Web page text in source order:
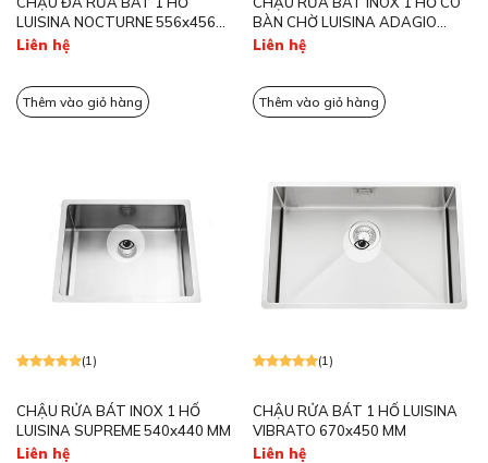
LUISINA NOCTURNE 556x456
MM
Liên hệ
Thêm vào giỏ hàng
BÀN CHỜ LUISINA ADAGIO
1000x520 MM
Liên hệ
Thêm vào giỏ hàng
(1)
CHẬU RỬA BÁT INOX 1 HỐ
LUISINA SUPREME 540x440 MM
Liên hệ
(1)
CHẬU RỬA BÁT 1 HỐ LUISINA
VIBRATO 670x450 MM
Liên hệ